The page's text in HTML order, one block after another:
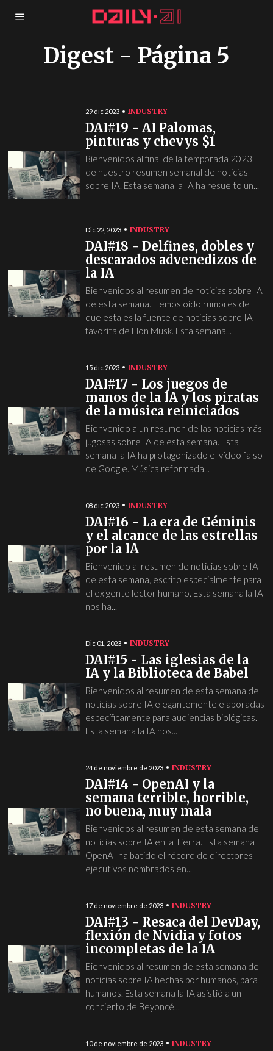
Digest- Página 5
29 dic 2023 INDUSTRY
DAI#19 - AI Palomas,
pinturas y chevys $1
Bienvenidos al final de la temporada 2023
de nuestro resumen semanal de noticias
sobre IA. Esta semana la IA ha resuelto un...
Dic 22, 2023 INDUSTRY
DAI#18 - Delfines, dobles y
descarados advenedizos de
la IA
Bienvenidos al resumen de noticias sobre IA
de esta semana. Hemos oído rumores de
que esta es la fuente de noticias sobre IA
favorita de Elon Musk. Esta semana...
15 dic 2023 INDUSTRY
DAI#17 - Los juegos de
manos de la IA y los piratas
de la música reiniciados
Bienvenido a un resumen de las noticias más
jugosas sobre IA de esta semana. Esta
semana la IA ha protagonizado el vídeo falso
de Google. Música reformada...
08 dic 2023 INDUSTRY
DAI#16 - La era de Géminis
y el alcance de las estrellas
por la IA
Bienvenido al resumen de noticias sobre IA
de esta semana, escrito especialmente para
el exigente lector humano. Esta semana la IA
nos ha...
Dic 01, 2023 INDUSTRY
DAI#15 - Las iglesias de la
IA y la Biblioteca de Babel
Bienvenidos al resumen de esta semana de
noticias sobre IA elegantemente elaboradas
específicamente para audiencias biológicas.
Esta semana la IA nos...
24 de noviembre de 2023 INDUSTRY
DAI#14 - OpenAI y la
semana terrible, horrible,
no buena, muy mala
Bienvenidos al resumen de esta semana de
noticias sobre IA en la Tierra. Esta semana
OpenAI ha batido el récord de directores
ejecutivos nombrados en...
17 de noviembre de 2023 INDUSTRY
DAI#13 - Resaca del DevDay,
flexión de Nvidia y fotos
incompletas de la IA
Bienvenidos al resumen de esta semana de
noticias sobre IA hechas por humanos, para
humanos. Esta semana la IA asistió a un
concierto de Beyoncé...
10 de noviembre de 2023 INDUSTRY